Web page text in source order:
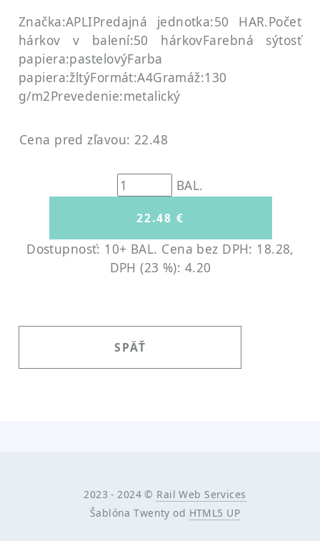
Značka:APLIPredajná jednotka:50 HAR.Počet
hárkov v balení:50 hárkovFarebná sýtosť
papiera:pastelovýFarba
papiera:žltýFormát:A4Gramáž:130
g/m2Prevedenie:metalický
Cena pred zľavou: 22.48
BAL.
Dostupnosť: 10+ BAL. Cena bez DPH: 18.28,
DPH (23 %): 4.20
SPÄŤ
2023 - 2024 © Rail Web Services
Šablóna Twenty od HTML5 UP